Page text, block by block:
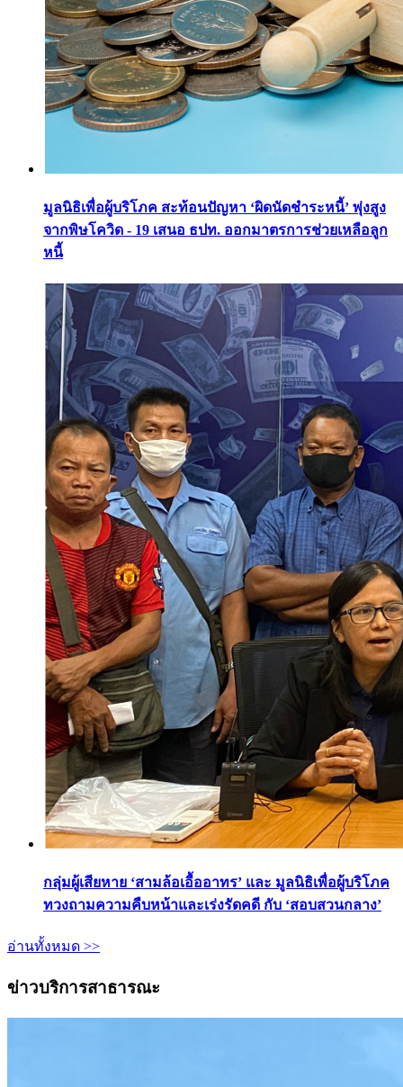
มูลนิธิเพื่อผู้บริโภค สะท้อนปัญหา ‘ผิดนัดชำระหนี้’ พุ่งสูง
จากพิษโควิด - 19 เสนอ ธปท. ออกมาตรการช่วยเหลือลูก
หนี้
กลุ่มผู้เสียหาย ‘สามล้อเอื้ออาทร’ และ มูลนิธิเพื่อผู้บริโภค
ทวงถามความคืบหน้าและเร่งรัดคดี กับ ‘สอบสวนกลาง’
อ่านทั้งหมด >>
ข่าวบริการสาธารณะ